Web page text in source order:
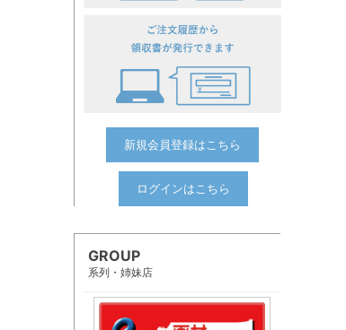
新規会員登録はこちら
ログインはこちら
GROUP
系列・姉妹店